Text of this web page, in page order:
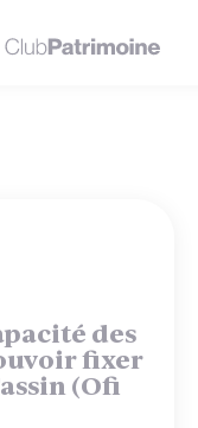
des
fixer
(Ofi